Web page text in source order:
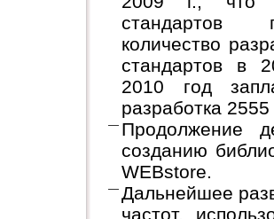
стандартов
количество
стандартов в
2010 год
разработка
Продолжение
созданию
WEBstore.
Дальнейшее
частот,